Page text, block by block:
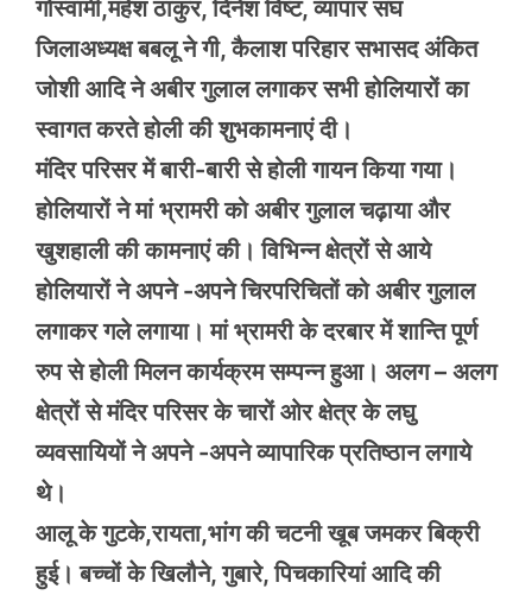
गोस्वामी,महेश ठाकुर, दिनेश विष्ट, व्यापार संघ
जिलाअध्यक्ष बबलू ने गी, कैलाश परिहार सभासद अंकित
जोशी आदि ने अबीर गुलाल लगाकर सभी होलियारों का
स्वागत करते होली की शुभकामनाएं दी।
मंदिर परिसर में बारी-बारी से होली गायन किया गया।
होलियारों ने मां भ्रामरी को अबीर गुलाल चढ़ाया और
खुशहाली की कामनाएं की। विभिन्न क्षेत्रों से आये
होलियारों ने अपने -अपने चिरपरिचितों को अबीर गुलाल
लगाकर गले लगाया। मां भ्रामरी के दरबार में शान्ति पूर्ण
रुप से होली मिलन कार्यक्रम सम्पन्न हुआ। अलग – अलग
क्षेत्रों से मंदिर परिसर के चारों ओर क्षेत्र के लघु
व्यवसायियों ने अपने -अपने व्यापारिक प्रतिष्ठान लगाये
थे।
आलू के गुटके,रायता,भांग की चटनी खूब जमकर बिक्री
हुई। बच्चों के खिलौने, गुबारे, पिचकारियां आदि की